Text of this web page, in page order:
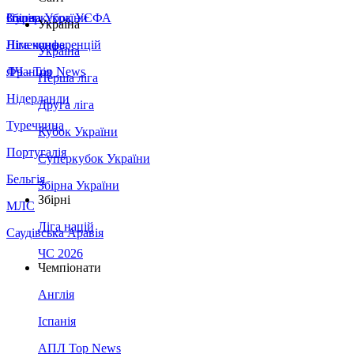
Збірна України
Італія
Німеччина
Франція
Нідерланди
Туреччина
Португалія
Бельгія
МЛС
Саудівська Аравія
Суперкубок УЄФА
Ліга конференцій
ЛЧ - Top News
Україна
Україна
Перша ліга
Друга ліга
Кубок України
Суперкубок України
Збірна України
Збірні
Ліга націй
ЧС 2026
Чемпіонати
Англія
Іспанія
АПЛ Top News